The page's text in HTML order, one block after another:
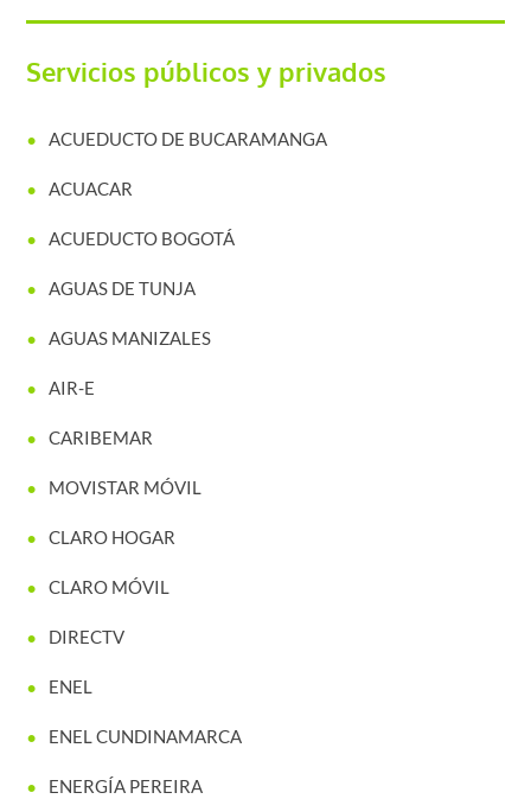
Servicios públicos y privados
ACUEDUCTO DE BUCARAMANGA
ACUACAR
ACUEDUCTO BOGOTÁ
AGUAS DE TUNJA
AGUAS MANIZALES
AIR-E
CARIBEMAR
MOVISTAR MÓVIL
CLARO HOGAR
CLARO MÓVIL
DIRECTV
ENEL
ENEL CUNDINAMARCA
ENERGÍA PEREIRA